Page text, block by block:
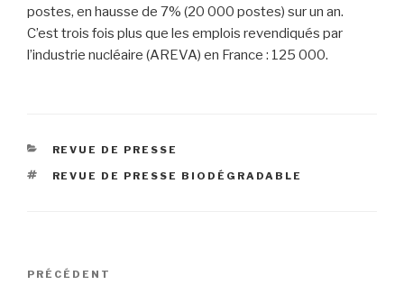
postes, en hausse de 7% (20 000 postes) sur un an.
C’est trois fois plus que les emplois revendiqués par
l’industrie nucléaire (AREVA) en France : 125 000.
CATÉGORIES
REVUE DE PRESSE
ÉTIQUETTES
REVUE DE PRESSE BIODÉGRADABLE
Navigation
Article
PRÉCÉDENT